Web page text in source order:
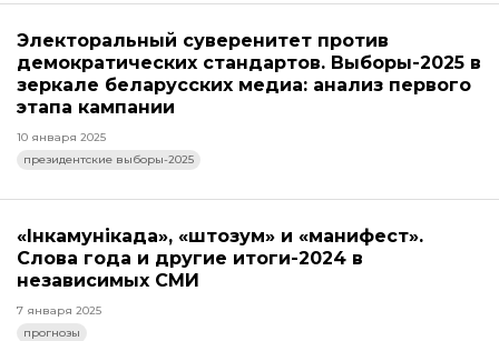
Электоральный суверенитет против
демократических стандартов. Выборы-2025 в
зеркале беларусских медиа: анализ первого
этапа кампании
10 января 2025
президентские выборы-2025
«Інкамунікада», «штозум» и «манифест».
Слова года и другие итоги-2024 в
независимых СМИ
7 января 2025
прогнозы